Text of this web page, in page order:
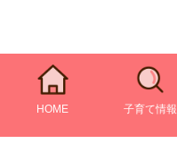
HOME 子育て情報